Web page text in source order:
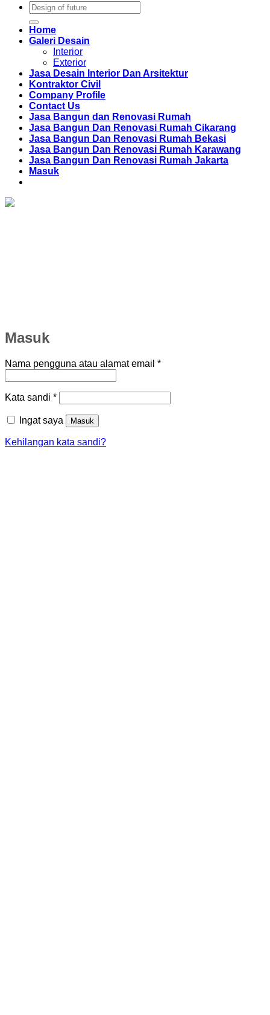
Pencarian
untuk:
Home
Galeri Desain
Interior
Exterior
Jasa Desain Interior Dan Arsitektur
Kontraktor Civil
Company Profile
Contact Us
Jasa Bangun dan Renovasi Rumah
Jasa Bangun Dan Renovasi Rumah Cikarang
Jasa Bangun Dan Renovasi Rumah Bekasi
Jasa Bangun Dan Renovasi Rumah Karawang
Jasa Bangun Dan Renovasi Rumah Jakarta
Masuk
Masuk
Nama pengguna atau alamat email *Wajib
Kata sandi *Wajib
Ingat saya Masuk
Kehilangan kata sandi?